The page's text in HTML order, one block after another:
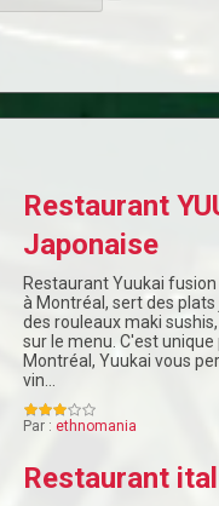
Restaurant
Japonaise
Restaurant Yuukai
à Montréal, sert des
des rouleaux maki
sur le menu. C'est
Montréal, Yuukai vous
vin…
Par : ethnomania
Restaurant